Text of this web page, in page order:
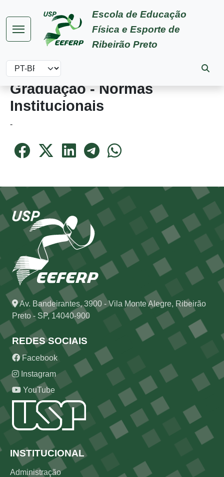
Escola de Educação
Física e Esporte de
Ribeirão Preto
Select your language
Graduação - Normas
Institucionais
-
Av. Bandeirantes, 3900 - Vila Monte Alegre, Ribeirão
Preto - SP, 14040-900
REDES SOCIAIS
Facebook
Instagram
YouTube
Rodapé
INSTITUCIONAL
Administração